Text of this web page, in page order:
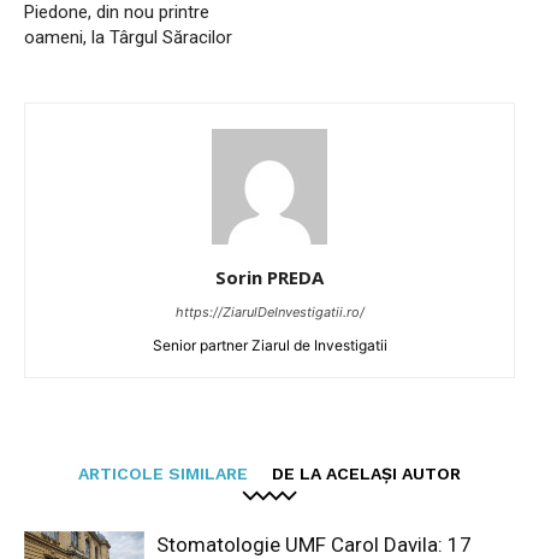
Piedone, din nou printre
oameni, la Târgul Săracilor
Sorin PREDA
https://ZiarulDeInvestigatii.ro/
Senior partner Ziarul de Investigatii
ARTICOLE SIMILARE DE LA ACELAȘI AUTOR
Stomatologie UMF Carol Davila: 17